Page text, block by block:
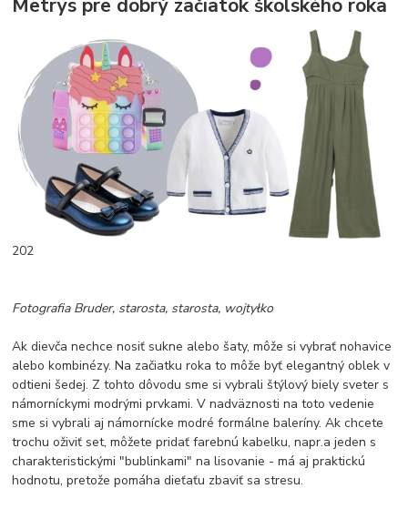
Metrys pre dobrý začiatok školského roka
202
Fotografia Bruder, starosta, starosta, wojtyłko
Ak dievča nechce nosiť sukne alebo šaty, môže si vybrať nohavice
alebo kombinézy. Na začiatku roka to môže byť elegantný oblek v
odtieni šedej. Z tohto dôvodu sme si vybrali štýlový biely sveter s
námorníckymi modrými prvkami. V nadväznosti na toto vedenie
sme si vybrali aj námornícke modré formálne baleríny. Ak chcete
trochu oživiť set, môžete pridať farebnú kabelku, napr.a jeden s
charakteristickými "bublinkami" na lisovanie - má aj praktickú
hodnotu, pretože pomáha dieťaťu zbaviť sa stresu.